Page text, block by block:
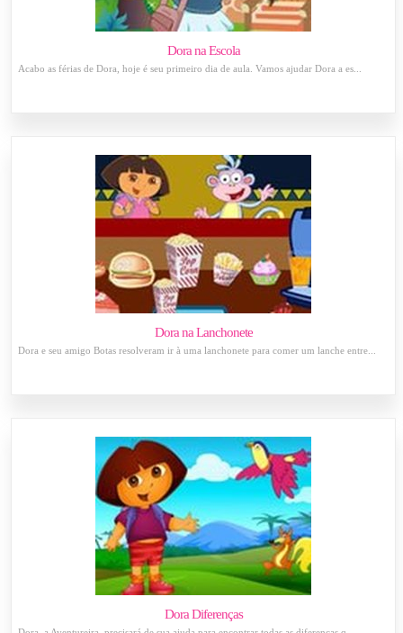
Dora na Escola
Acabo as férias de Dora, hoje é seu primeiro dia de aula. Vamos ajudar Dora a es...
Dora na Lanchonete
Dora e seu amigo Botas resolveram ir à uma lanchonete para comer um lanche entre...
Dora Diferenças